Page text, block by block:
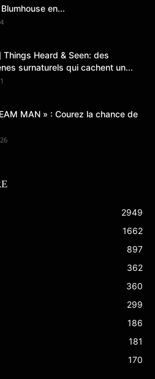
en...
Things Heard & Seen: des
surnaturels qui cachent un...
MAN » : Courez la chance de
2949
1662
897
362
360
299
186
181
170